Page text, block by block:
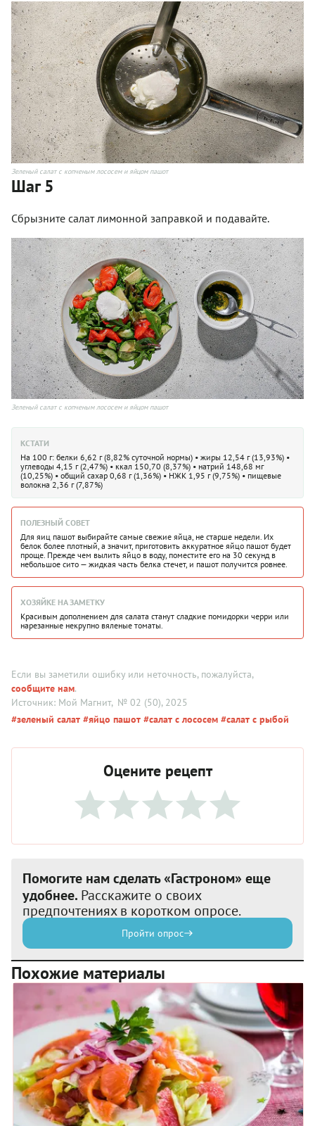
Зеленый салат с копченым лососем и яйцом пашот
Шаг 5
Сбрызните салат лимонной заправкой и подавайте.
Зеленый салат с копченым лососем и яйцом пашот
КСТАТИ
На 100 г: белки 6,62 г (8,82% суточной нормы) • жиры 12,54 г (13,93%) •
углеводы 4,15 г (2,47%) • ккал 150,70 (8,37%) • натрий 148,68 мг
(10,25%) • общий сахар 0,68 г (1,36%) • НЖК 1,95 г (9,75%) • пищевые
волокна 2,36 г (7,87%)
ПОЛЕЗНЫЙ СОВЕТ
Для яиц пашот выбирайте самые свежие яйца, не старше недели. Их
белок более плотный, а значит, приготовить аккуратное яйцо пашот будет
проще. Прежде чем вылить яйцо в воду, поместите его на 30 секунд в
небольшое сито — жидкая часть белка стечет, и пашот получится ровнее.
ХОЗЯЙКЕ НА ЗАМЕТКУ
Красивым дополнением для салата станут сладкие помидорки черри или
нарезанные некрупно вяленые томаты.
Если вы заметили ошибку или неточность, пожалуйста,
сообщите нам.
Источник: Мой Магнит, № 02 (50), 2025
#зеленый салат #яйцо пашот #салат с лососем #салат с рыбой
Оцените рецепт
Помогите нам сделать «Гастроном» еще
удобнее. Расскажите о своих
предпочтениях в коротком опросе.
Пройти опрос
Похожие материалы